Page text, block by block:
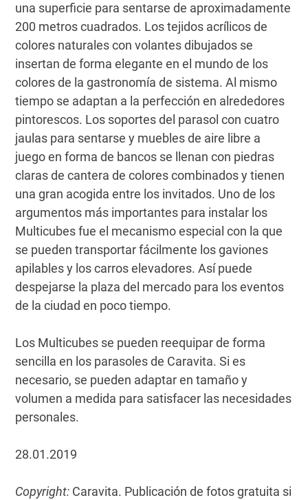
una superficie para sentarse de aproximadamente
200 metros cuadrados. Los tejidos acrílicos de
colores naturales con volantes dibujados se
insertan de forma elegante en el mundo de los
colores de la gastronomía de sistema. Al mismo
tiempo se adaptan a la perfección en alrededores
pintorescos. Los soportes del parasol con cuatro
jaulas para sentarse y muebles de aire libre a
juego en forma de bancos se llenan con piedras
claras de cantera de colores combinados y tienen
una gran acogida entre los invitados. Uno de los
argumentos más importantes para instalar los
Multicubes fue el mecanismo especial con la que
se pueden transportar fácilmente los gaviones
apilables y los carros elevadores. Así puede
despejarse la plaza del mercado para los eventos
de la ciudad en poco tiempo.
Los Multicubes se pueden reequipar de forma
sencilla en los parasoles de Caravita. Si es
necesario, se pueden adaptar en tamaño y
volumen a medida para satisfacer las necesidades
personales.
28.01.2019
Copyright: Caravita. Publicación de fotos gratuita si